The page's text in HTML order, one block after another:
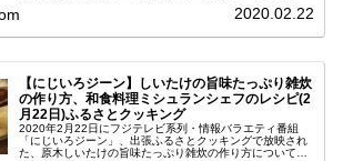
2020.02.22
【にじいろジーン】しいたけの旨味たっぷり雑炊
の作り方、和食料理ミシュランシェフのレシピ(2
月22日)ふるさとクッキング
2020年2月22日にフジテレビ系列・情報バラエティ番組
「にじいろジーン」、出張ふるさとクッキングで放映され
た、原木しいたけの旨味たっぷり雑炊の作り方についてご